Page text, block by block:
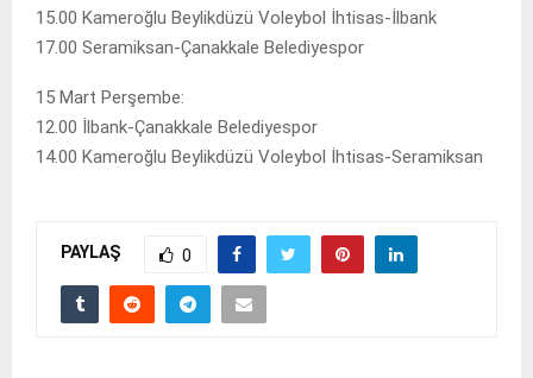
15.00 Kameroğlu Beylikdüzü Voleybol İhtisas-İlbank
17.00 Seramiksan-Çanakkale Belediyespor
15 Mart Perşembe:
12.00 İlbank-Çanakkale Belediyespor
14.00 Kameroğlu Beylikdüzü Voleybol İhtisas-Seramiksan
PAYLAŞ 0